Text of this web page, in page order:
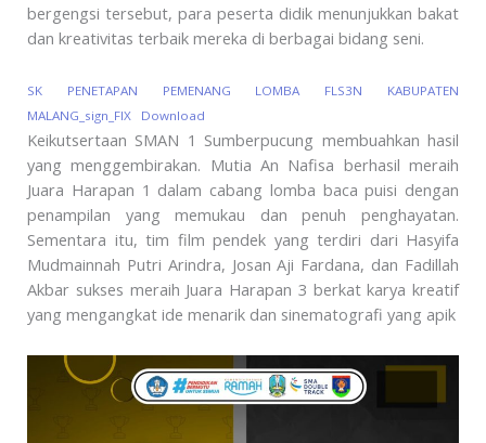
bergengsi tersebut, para peserta didik menunjukkan bakat
dan kreativitas terbaik mereka di berbagai bidang seni.
SK PENETAPAN PEMENANG LOMBA FLS3N KABUPATEN
MALANG_sign_FIX
Download
Keikutsertaan SMAN 1 Sumberpucung membuahkan hasil
yang menggembirakan. Mutia An Nafisa berhasil meraih
Juara Harapan 1 dalam cabang lomba baca puisi dengan
penampilan yang memukau dan penuh penghayatan.
Sementara itu, tim film pendek yang terdiri dari Hasyifa
Mudmainnah Putri Arindra, Josan Aji Fardana, dan Fadillah
Akbar sukses meraih Juara Harapan 3 berkat karya kreatif
yang mengangkat ide menarik dan sinematografi yang apik